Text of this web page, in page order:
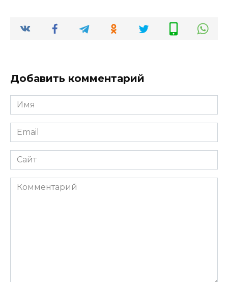
Добавить комментарий
Имя
*
Email
*
Сайт
Комментарий